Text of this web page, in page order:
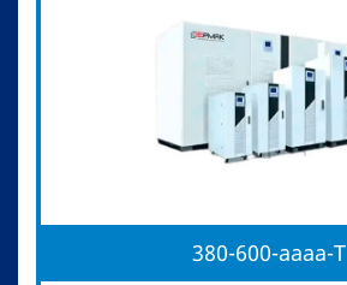
380-600-aaaa-T